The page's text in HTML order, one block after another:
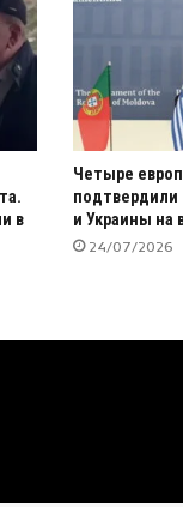
в
Четыре
подтвердили
и Украины на
24/07/2026